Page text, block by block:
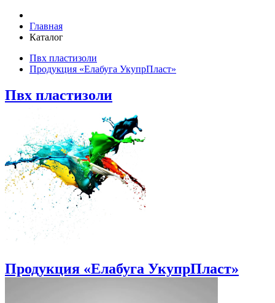
Главная
Каталог
Пвх пластизоли
Продукция «Елабуга УкупрПласт»
Пвх пластизоли
Продукция «Елабуга УкупрПласт»